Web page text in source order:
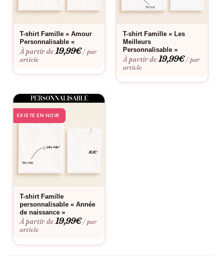
d’amour, ce duo crée l’effet “waouh” garanti. Ce n’est pas juste
protecteur, des enfants câlins, un lien indestructible : « On est
inséparable », et on veut que tout le monde le sache. Le
cadeau parfait pour partager un moment fort, plein d’amour et
T-shirt Famille « Amour
Personnalisable «
À partir de19,99€ / par
article
T-shirt Famille « Les
Meilleurs
Personnalisable »
À partir de19,99€ / par
article
EXISTE EN NOIR
T-shirt Famille
personnalisable « Année
de naissance »
À partir de19,99€ / par
article